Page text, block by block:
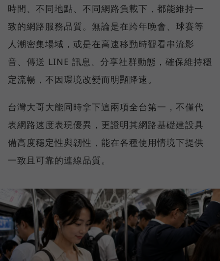
時間、不同地點、不同網路負載下，都能維持一
致的網路服務品質。無論是在跨年晚會、球賽等
人潮密集場域，或是在高速移動時觀看串流影
音、傳送 LINE 訊息、分享社群動態，確保維持穩
定流暢，不因環境改變而明顯降速。
台灣大哥大能同時拿下這兩項全台第一，不僅代
表網路速度表現優異，更證明其網路基礎建設具
備高度穩定性與韌性，能在各種使用情境下提供
一致且可靠的連線品質。